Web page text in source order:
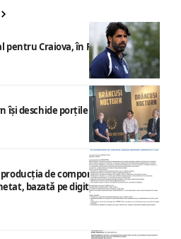
pentru Craiova, în Finlanda
își deschide porțile la Târgu Jiu
de componente ale
bazată pe digitalizare,